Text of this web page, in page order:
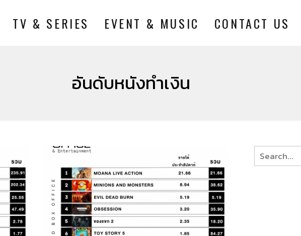
TV & SERIES EVENT & MUSIC CONTACT US
อันดับหนังทำเงิน